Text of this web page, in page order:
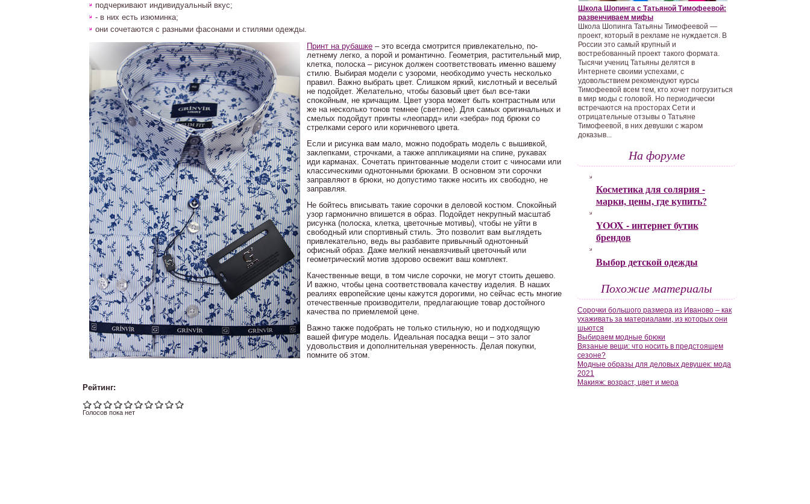
подчеркивают индивидуальный вкус;
- в них есть изюминка;
они сочетаются с разными фасонами и стилями одежды.
Принт на рубашке – это всегда смотрится привлекательно, по-
летнему легко, а порой и романтично. Геометрия, растительный мир,
клетка, полоска – рисунок должен соответствовать именно вашему
стилю. Выбирая модели с узороми, необходимо учесть несколько
правил. Важно выбрать цвет. Слишком яркий, кислотный и веселый
не подойдет. Желательно, чтобы базовый цвет был все-таки
спокойным, не кричащим. Цвет узора может быть контрастным или
же на несколько тонов темнее (светлее). Для самых оригинальных и
смелых подойдут принты «леопард» или «зебра» под брюки со
стрелками серого или коричневого цвета.
Если и рисунка вам мало, можно подобрать модель с вышивкой,
заклепками, строчками, а также аппликациями на спине, рукавах
иди карманах. Сочетать принтованные модели стоит с чиносами или
классическими однотонными брюками. В основном эти сорочки
заправляют в брюки, но допустимо также носить их свободно, не
заправляя.
Не бойтесь вписывать такие сорочки в деловой костюм. Спокойный
узор гармонично впишется в образ. Подойдет некрупный масштаб
рисунка (полоска, клетка, цветочные мотивы), чтобы не уйти в
свободный или спортивный стиль. Это позволит вам выглядеть
привлекательно, ведь вы разбавите привычный однотонный
офисный образ. Даже мелкий ненавязчивый цветочный или
геометрический мотив здорово освежит ваш комплект.
Качественные вещи, в том числе сорочки, не могут стоить дешево.
И важно, чтобы цена соответствовала качеству изделия. В наших
реалиях европейские цены кажутся дорогими, но сейчас есть многие
отечественные производители, предлагающие товар достойного
качества по приемлемой цене.
Важно также подобрать не только стильную, но и подходящую
вашей фигуре модель. Идеальная посадка вещи – это залог
удовольствия и дополнительная уверенность. Делая покупки,
помните об этом.
Рейтинг:
Голосов пока нет
Школа Шопинга с Татьяной Тимофеевой:
развенчиваем мифы
Школа Шопинга Татьяны Тимофеевой —
проект, который в рекламе не нуждается. В
России это самый крупный и
востребованный проект такого формата.
Тысячи учениц Татьяны делятся в
Интернете своими успехами, с
удовольствием рекомендуют курсы
Тимофеевой всем тем, кто хочет погрузиться
в мир моды с головой. Но периодически
встречаются на просторах Сети и
отрицательные отзывы о Татьяне
Тимофеевой, в них девушки с жаром
доказыв...
На форуме
Косметика для солярия -
марки, цены, где купить?
YOOX - интернет бутик
брендов
Выбор детской одежды
Похожие материалы
Сорочки большого размера из Иваново – как
ухаживать за материалами, из которых они
шьются
Выбираем модные брюки
Вязаные вещи: что носить в предстоящем
сезоне?
Модные образы для деловых девушек: мода
2021
Макияж: возраст, цвет и мера